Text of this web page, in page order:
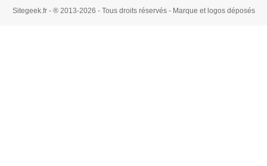
Sitegeek.fr - ® 2013-2026 - Tous droits réservés - Marque et logos déposés